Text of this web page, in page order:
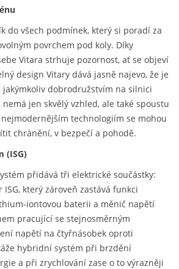
do všech podmínek, který si poradí za
povrchem pod koly. Díky
Vitara strhuje pozornost, ať se objeví
design Vitary dává jasně najevo, že je
dobrodružstvím na silnici
jen skvělý vzhled, ale také spoustu
technologiím se mohou
chránění, v bezpečí a pohodě.
(ISG)
přidává tři elektrické součástky:
který zároveň zastává funkci
iontovou baterii a měnič napětí
pracující se stejnosměrným
napětí na čtyřnásobek oproti
hybridní systém při brzdění
a při zrychlování zase o to výrazněji